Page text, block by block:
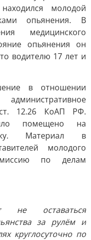
молодой
опьянения. В
медицинского
опьянения он
водителю 17 лет и
в отношении
12.26 КоАП РФ.
помещено на
Материал в
молодого
по делам
не оставаться
за рулём и
круглосуточно по